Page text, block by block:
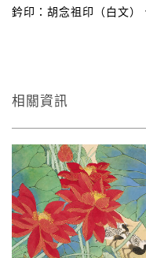
鈐印：胡念祖印（白文）
相關資訊